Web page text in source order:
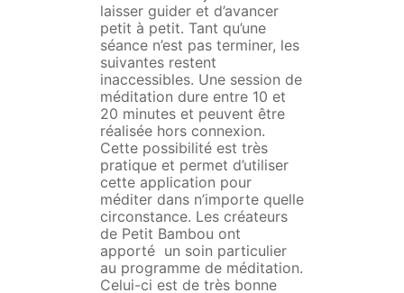
laisser guider et d’avancer
petit à petit. Tant qu’une
séance n’est pas terminer, les
suivantes restent
inaccessibles. Une session de
méditation dure entre 10 et
20 minutes et peuvent être
réalisée hors connexion.
Cette possibilité est très
pratique et permet d’utiliser
cette application pour
méditer dans n’importe quelle
circonstance. Les créateurs
de Petit Bambou ont
apporté un soin particulier
au programme de méditation.
Celui-ci est de très bonne